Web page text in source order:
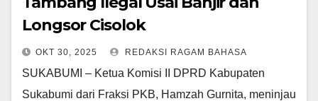
Longsor Cisolok
OKT 30, 2025 REDAKSI RAGAM BAHASA
SUKABUMI – Ketua Komisi II DPRD Kabupaten
Sukabumi dari Fraksi PKB, Hamzah Gurnita, meninjau